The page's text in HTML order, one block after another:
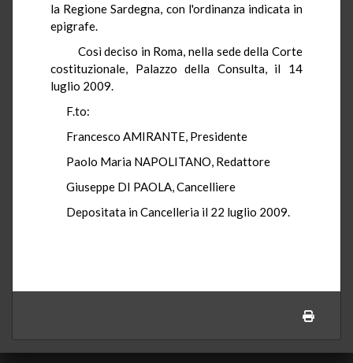
la Regione Sardegna, con l'ordinanza indicata in
epigrafe.
Così deciso in Roma, nella sede della Corte
costituzionale, Palazzo della Consulta, il 14
luglio 2009.
F.to:
Francesco AMIRANTE, Presidente
Paolo Maria NAPOLITANO, Redattore
Giuseppe DI PAOLA, Cancelliere
Depositata in Cancelleria il 22 luglio 2009.